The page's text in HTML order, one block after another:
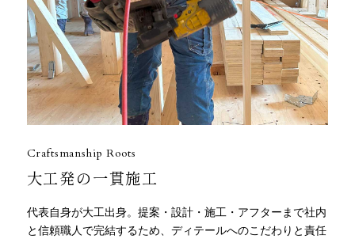
Craftsmanship Roots
大工発の一貫施工
代表自身が大工出身。提案・設計・施工・アフターまで社内
と信頼職人で完結するため、ディテールへのこだわりと責任